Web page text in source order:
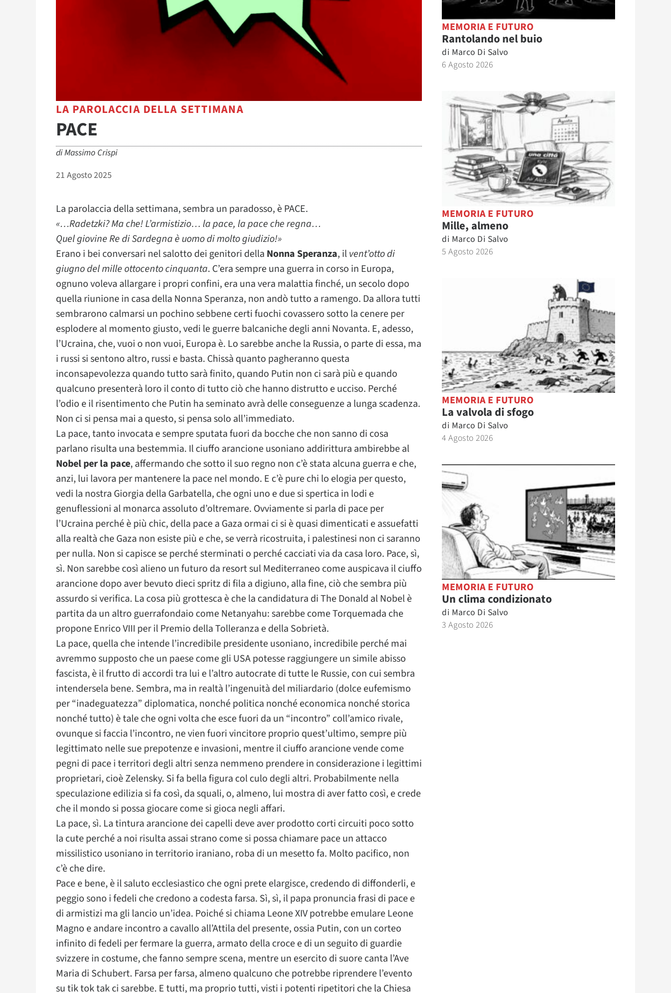
LA PAROLACCIA DELLA SETTIMANA
PACE
diMassimo Crispi
21 Agosto 2025
La parolaccia della settimana, sembra un paradosso, è PACE.
«…Radetzki? Ma che! L’armistizio… la pace, la pace che regna…
Quel giovine Re di Sardegna è uomo di molto giudizio!»
Erano i bei conversari nel salotto dei genitori della Nonna Speranza, ilvent’otto di
giugno del mille ottocento cinquanta. C’era sempre una guerra in corso in Europa,
ognuno voleva allargare i propri confini, era una vera malattia finché, un secolo dopo
quella riunione in casa della Nonna Speranza, non andò tutto a ramengo. Da allora tutti
sembrarono calmarsi un pochino sebbene certi fuochi covassero sotto la cenere per
esplodere al momento giusto, vedi le guerre balcaniche degli anni Novanta. E, adesso,
l’Ucraina, che, vuoi o non vuoi, Europa è. Lo sarebbe anche la Russia, o parte di essa, ma
i russi si sentono altro, russi e basta. Chissà quanto pagheranno questa
inconsapevolezza quando tutto sarà finito, quando Putin non ci sarà più e quando
qualcuno presenterà loro il conto di tutto ciò che hanno distrutto e ucciso. Perché
l’odio e il risentimento che Putin ha seminato avrà delle conseguenze a lunga scadenza.
Non ci si pensa mai a questo, si pensa solo all’immediato.
La pace, tanto invocata e sempre sputata fuori da bocche che non sanno di cosa
parlano risulta una bestemmia. Il ciuffo arancione usoniano addirittura ambirebbe al
Nobel per la pace, affermando che sotto il suo regno non c’è stata alcuna guerra e che,
anzi, lui lavora per mantenere la pace nel mondo. E c’è pure chi lo elogia per questo,
vedi la nostra Giorgia della Garbatella, che ogni uno e due si spertica in lodi e
genuflessioni al monarca assoluto d’oltremare. Ovviamente si parla di pace per
l’Ucraina perché è più chic, della pace a Gaza ormai ci si è quasi dimenticati e assuefatti
alla realtà che Gaza non esiste più e che, se verrà ricostruita, i palestinesi non ci saranno
per nulla. Non si capisce se perché sterminati o perché cacciati via da casa loro. Pace, sì,
sì. Non sarebbe così alieno un futuro da resort sul Mediterraneo come auspicava il ciuffo
arancione dopo aver bevuto dieci spritz di fila a digiuno, alla fine, ciò che sembra più
assurdo si verifica. La cosa più grottesca è che la candidatura di The Donald al Nobel è
partita da un altro guerrafondaio come Netanyahu: sarebbe come Torquemada che
propone Enrico VIII per il Premio della Tolleranza e della Sobrietà.
La pace, quella che intende l’incredibile presidente usoniano, incredibile perché mai
avremmo supposto che un paese come gli USA potesse raggiungere un simile abisso
fascista, è il frutto di accordi tra lui e l’altro autocrate di tutte le Russie, con cui sembra
intendersela bene. Sembra, ma in realtà l’ingenuità del miliardario (dolce eufemismo
per “inadeguatezza” diplomatica, nonché politica nonché economica nonché storica
nonché tutto) è tale che ogni volta che esce fuori da un “incontro” coll’amico rivale,
ovunque si faccia l’incontro, ne vien fuori vincitore proprio quest’ultimo, sempre più
legittimato nelle sue prepotenze e invasioni, mentre il ciuffo arancione vende come
pegni di pace i territori degli altri senza nemmeno prendere in considerazione i legittimi
proprietari, cioè Zelensky. Si fa bella figura col culo degli altri. Probabilmente nella
speculazione edilizia si fa così, da squali, o, almeno, lui mostra di aver fatto così, e crede
che il mondo si possa giocare come si gioca negli affari.
La pace, sì. La tintura arancione dei capelli deve aver prodotto corti circuiti poco sotto
la cute perché a noi risulta assai strano come si possa chiamare pace un attacco
missilistico usoniano in territorio iraniano, roba di un mesetto fa. Molto pacifico, non
c’è che dire.
Pace e bene, è il saluto ecclesiastico che ogni prete elargisce, credendo di diffonderli, e
peggio sono i fedeli che credono a codesta farsa. Sì, sì, il papa pronuncia frasi di pace e
di armistizi ma gli lancio un’idea. Poiché si chiama Leone XIV potrebbe emulare Leone
Magno e andare incontro a cavallo all’Attila del presente, ossia Putin, con un corteo
infinito di fedeli per fermare la guerra, armato della croce e di un seguito di guardie
svizzere in costume, che fanno sempre scena, mentre un esercito di suore canta l’Ave
Maria di Schubert. Farsa per farsa, almeno qualcuno che potrebbe riprendere l’evento
su tik tok tak ci sarebbe. E tutti, ma proprio tutti, visti i potenti ripetitori che la Chiesa
MEMORIA E FUTURO
Rantolando nel buio
di Marco Di Salvo
6 Agosto 2026
MEMORIA E FUTURO
Mille, almeno
di Marco Di Salvo
5 Agosto 2026
MEMORIA E FUTURO
La valvola di sfogo
di Marco Di Salvo
4 Agosto 2026
MEMORIA E FUTURO
Un clima condizionato
di Marco Di Salvo
3 Agosto 2026